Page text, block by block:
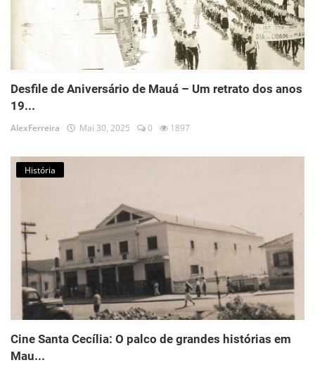
Desfile de Aniversário de Mauá – Um retrato dos anos
19...
AlexFerreira Mai 30, 2025 0 1897
História
Cine Santa Cecília: O palco de grandes histórias em
Mau...